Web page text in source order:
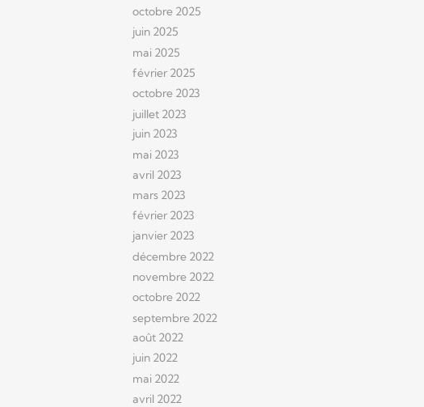
octobre 2025
juin 2025
mai 2025
février 2025
octobre 2023
juillet 2023
juin 2023
mai 2023
avril 2023
mars 2023
février 2023
janvier 2023
décembre 2022
novembre 2022
octobre 2022
septembre 2022
août 2022
juin 2022
mai 2022
avril 2022